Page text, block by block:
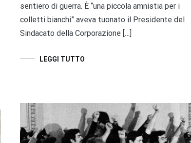
sentiero di guerra. È “una piccola amnistia per i
colletti bianchi” aveva tuonato il Presidente del
Sindacato della Corporazione […]
LEGGI TUTTO